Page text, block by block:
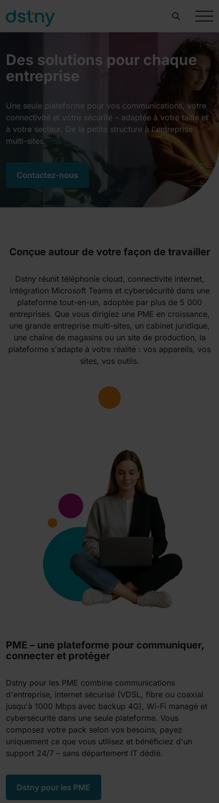
Des solutions pour chaque
entreprise
Une seule plateforme pour vos communications, votre
connectivité et votre sécurité – adaptée à votre taille et
à votre secteur. De la petite structure à l'entreprise
multi-sites.
Contactez-nous
Conçue autour de votre façon de travailler
Dstny réunit téléphonie cloud, connectivité internet,
intégration Microsoft Teams et cybersécurité dans une
plateforme tout-en-un, adoptée par plus de 5 000
entreprises. Que vous dirigiez une PME en croissance,
une grande entreprise multi-sites, un cabinet juridique,
une chaîne de magasins ou un site de production, la
plateforme s'adapte à votre réalité : vos appareils, vos
sites, vos outils.
PME – une plateforme pour communiquer,
connecter et protéger
Dstny pour les PME combine communications
d'entreprise, internet sécurisé (VDSL, fibre ou coaxial
jusqu'à 1000 Mbps avec backup 4G), Wi-Fi managé et
cybersécurité dans une seule plateforme. Vous
composez votre pack selon vos besoins, payez
uniquement ce que vous utilisez et bénéficiez d'un
support 24/7 – sans département IT dédié.
Dstny pour les PME